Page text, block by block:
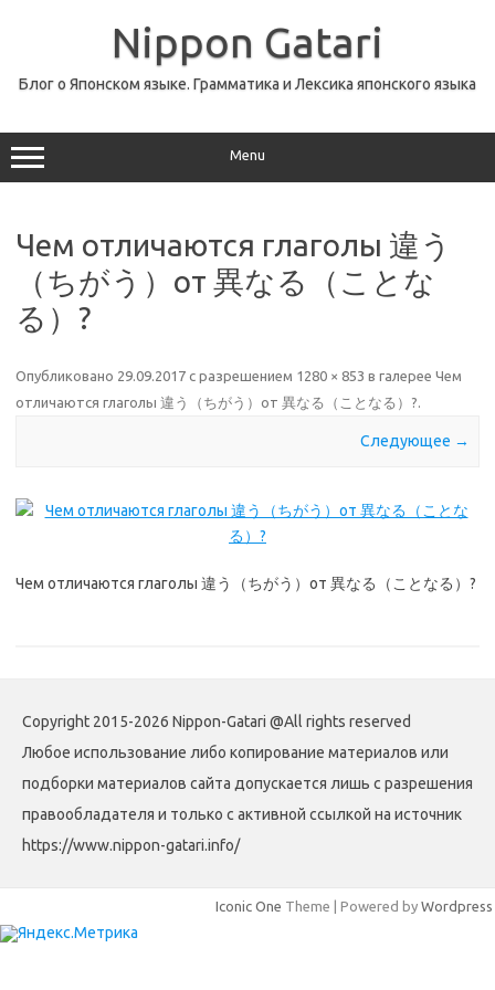
Nippon Gatari
Блог о Японском языке. Грамматика и Лексика японского языка
Menu
Чем отличаются глаголы 違う
（ちがう）от 異なる（ことな
る）?
Опубликовано 29.09.2017 с разрешением 1280 × 853 в галерее Чем
отличаются глаголы 違う（ちがう）от 異なる（ことなる）?.
Следующее →
Чем отличаются глаголы 違う（ちがう）от 異なる（ことなる）?
Copyright 2015-2026 Nippon-Gatari @All rights reserved
Любое использование либо копирование материалов или
подборки материалов сайта допускается лишь с разрешения
правообладателя и только с активной ссылкой на источник
https://www.nippon-gatari.info/
Iconic One Theme | Powered by Wordpress